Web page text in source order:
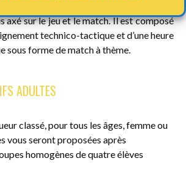
axé sur le jeu et le match. Il est composé
technico-tactique et d’une heure
sous forme de match à thème.
ADULTES
classé, pour tous les âges, femme ou
vous seront proposées après
homogènes de quatre élèves